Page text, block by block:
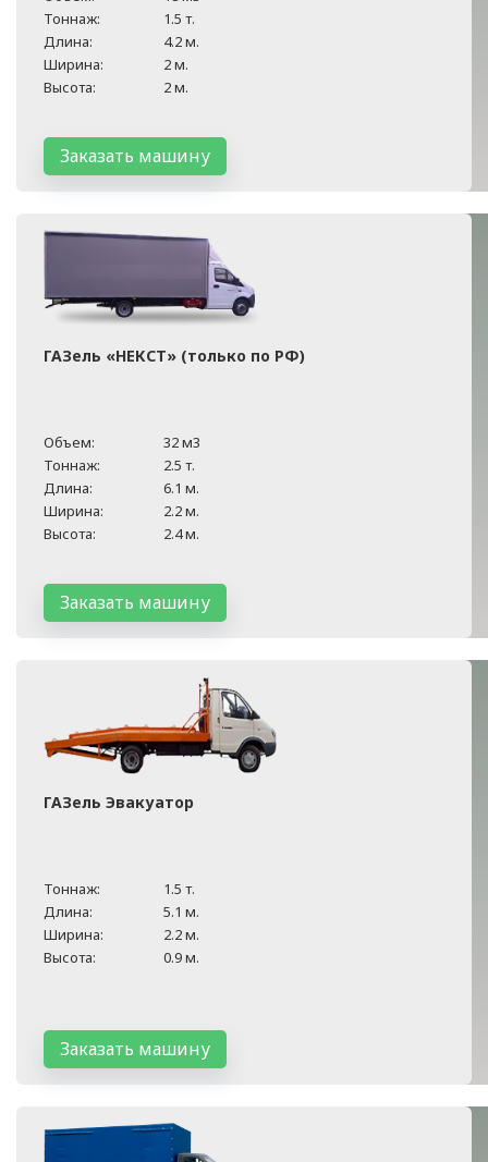
Тоннаж:
1.5 т.
Длина:
4.2 м.
Ширина:
2 м.
Высота:
2 м.
Заказать машину
ГАЗель «НЕКСТ» (только по РФ)
Объем:
32 м3
Тоннаж:
2.5 т.
Длина:
6.1 м.
Ширина:
2.2 м.
Высота:
2.4 м.
Заказать машину
ГАЗель Эвакуатор
Тоннаж:
1.5 т.
Длина:
5.1 м.
Ширина:
2.2 м.
Высота:
0.9 м.
Заказать машину